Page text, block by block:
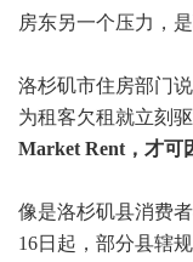
房东另一个压力，
洛杉矶市住房部门
为租客欠租就立刻驱
Market Rent，才可
像是洛杉矶县消费
16日起，部分县辖